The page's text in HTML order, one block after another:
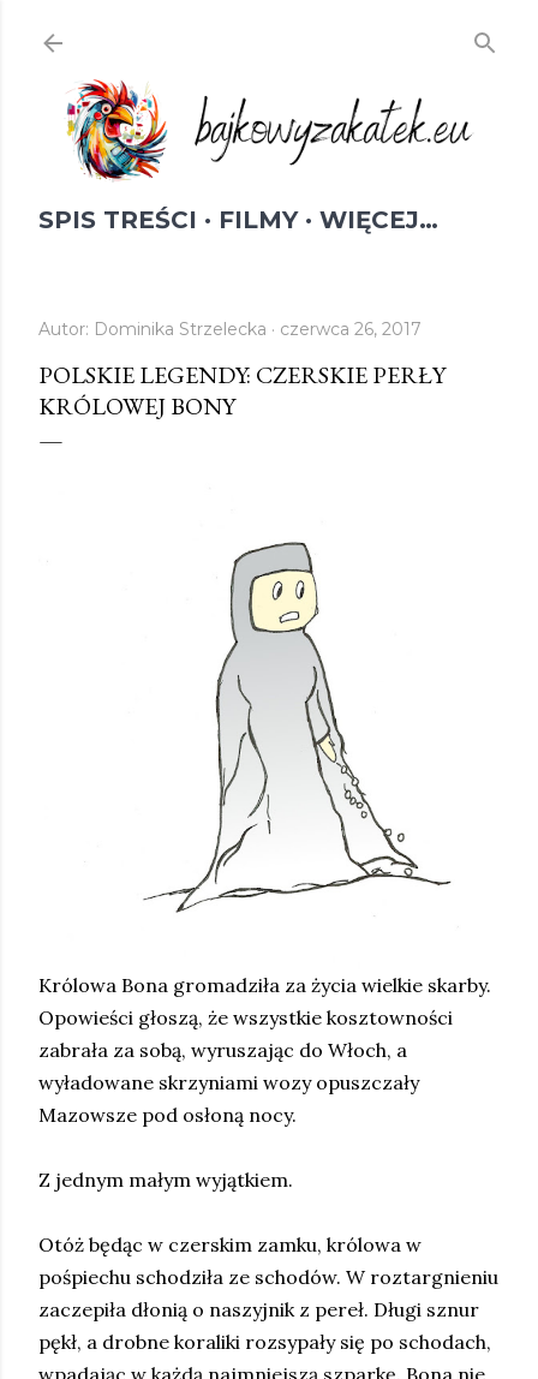
SPIS TREŚCI FILMY WIĘCEJ…
Autor: Dominika Strzelecka czerwca 26, 2017
POLSKIE LEGENDY: CZERSKIE PERŁY
KRÓLOWEJ BONY
Królowa Bona gromadziła za życia wielkie skarby.
Opowieści głoszą, że wszystkie kosztowności
zabrała za sobą, wyruszając do Włoch, a
wyładowane skrzyniami wozy opuszczały
Mazowsze pod osłoną nocy.
Z jednym małym wyjątkiem.
Otóż będąc w czerskim zamku, królowa w
pośpiechu schodziła ze schodów. W roztargnieniu
zaczepiła dłonią o naszyjnik z pereł. Długi sznur
pękł, a drobne koraliki rozsypały się po schodach,
wpadając w każdą najmniejszą szparkę. Bona nie